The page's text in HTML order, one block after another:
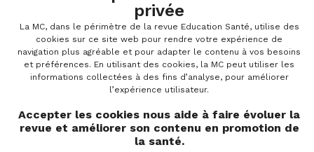
privée
La MC, dans le périmètre de la revue Education Santé, utilise des
cookies sur ce site web pour rendre votre expérience de
navigation plus agréable et pour adapter le contenu à vos besoins
et préférences. En utilisant des cookies, la MC peut utiliser les
informations collectées à des fins d’analyse, pour améliorer
l’expérience utilisateur.
Accepter les cookies nous aide à faire évoluer la
revue et améliorer son contenu en promotion de
la santé.
EFFACER
1 - 2 sur 2 résultats
Trier par Trier parPlus récent
Trier par